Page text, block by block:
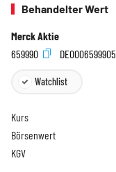
Behandelter Wert
Merck Aktie
659990
DE0006599905
Watchlist
Kurs
Börsenwert
KGV